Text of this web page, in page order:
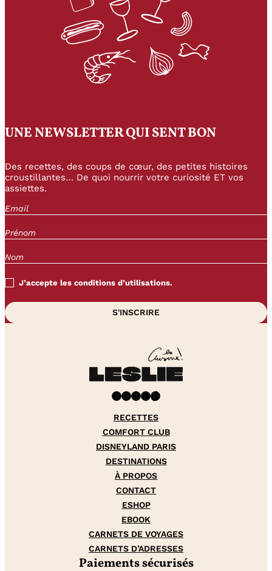
UNE NEWSLETTER QUI SENT BON
Des recettes, des coups de cœur, des petites histoires
croustillantes… De quoi nourrir votre curiosité ET vos
assiettes.
J’accepte les conditions d’utilisations.
Facebook InstagramPinterest YouTube TikTok
RECETTES
COMFORT CLUB
DISNEYLAND PARIS
DESTINATIONS
À PROPOS
CONTACT
ESHOP
EBOOK
CARNETS DE VOYAGES
CARNETS D’ADRESSES
Paiements sécurisés